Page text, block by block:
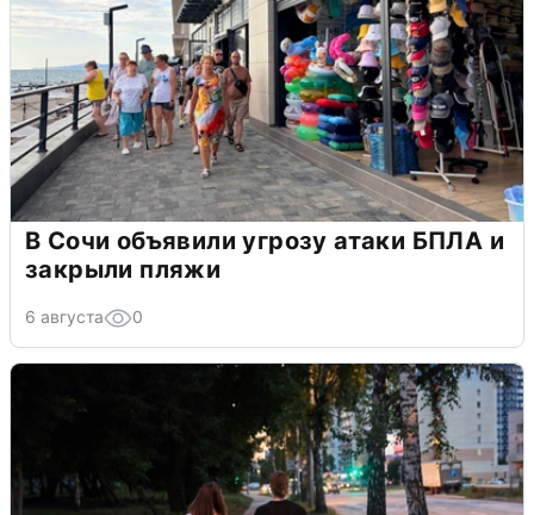
В Сочи объявили угрозу атаки БПЛА и
закрыли пляжи
6 августа 0